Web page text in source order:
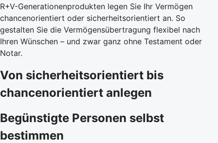
R+V-Generationenprodukten legen Sie Ihr Vermögen
chancenorientiert oder sicherheitsorientiert an. So
gestalten Sie die Vermögensübertragung flexibel nach
Ihren Wünschen – und zwar ganz ohne Testament oder
Notar.
Von sicherheitsorientiert bis
chancenorientiert anlegen
Begünstigte Personen selbst
bestimmen